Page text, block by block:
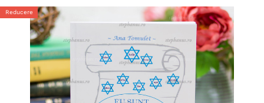
Reducere